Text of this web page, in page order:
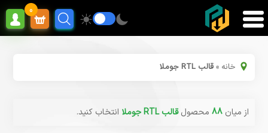
0
خانه »قالب RTL جوملا
از میان88 محصولقالب RTL جوملا انتخاب کنید.